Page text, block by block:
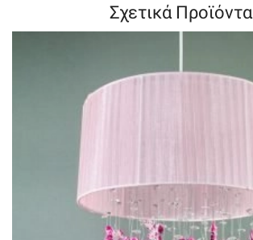
Σχετικά Προϊόντα